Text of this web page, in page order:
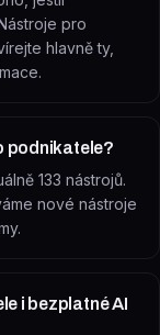
pro
hlavně ty,
podnikatele?
133 nástrojů.
nové nástroje
i bezplatné AI